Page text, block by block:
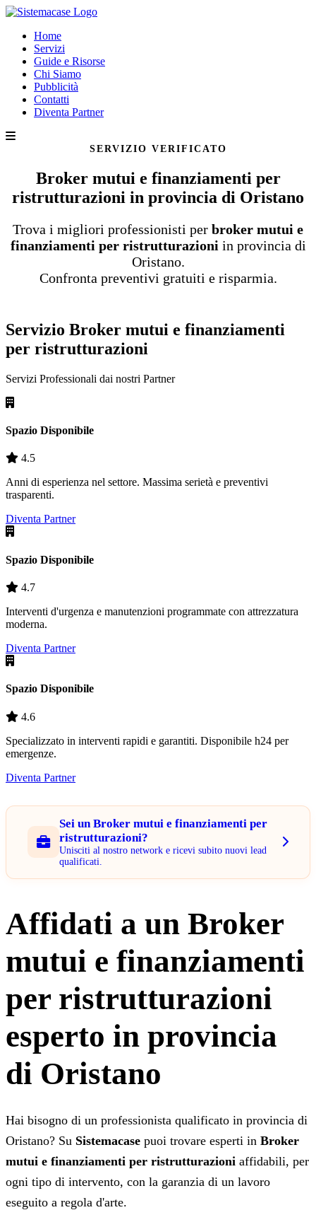
Home
Servizi
Guide e Risorse
Chi Siamo
Pubblicità
Contatti
Diventa Partner
SERVIZIO VERIFICATO
Broker mutui e finanziamenti per
ristrutturazioni in provincia di Oristano
Trova i migliori professionisti per broker mutui e
finanziamenti per ristrutturazioni in provincia di
Oristano.
Confronta preventivi gratuiti e risparmia.
Servizio Broker mutui e finanziamenti
per ristrutturazioni
Servizi Professionali dai nostri Partner
Spazio Disponibile
4.5
Anni di esperienza nel settore. Massima serietà e preventivi
trasparenti.
Diventa Partner
Spazio Disponibile
4.7
Interventi d'urgenza e manutenzioni programmate con attrezzatura
moderna.
Diventa Partner
Spazio Disponibile
4.6
Specializzato in interventi rapidi e garantiti. Disponibile h24 per
emergenze.
Diventa Partner
Sei un Broker mutui e finanziamenti per
ristrutturazioni?
Unisciti al nostro network e ricevi subito nuovi lead
qualificati.
Affidati a un Broker
mutui e finanziamenti
per ristrutturazioni
esperto in provincia
di Oristano
Hai bisogno di un professionista qualificato in provincia di
Oristano? Su Sistemacase puoi trovare esperti in Broker
mutui e finanziamenti per ristrutturazioni affidabili, per
ogni tipo di intervento, con la garanzia di un lavoro
eseguito a regola d'arte.